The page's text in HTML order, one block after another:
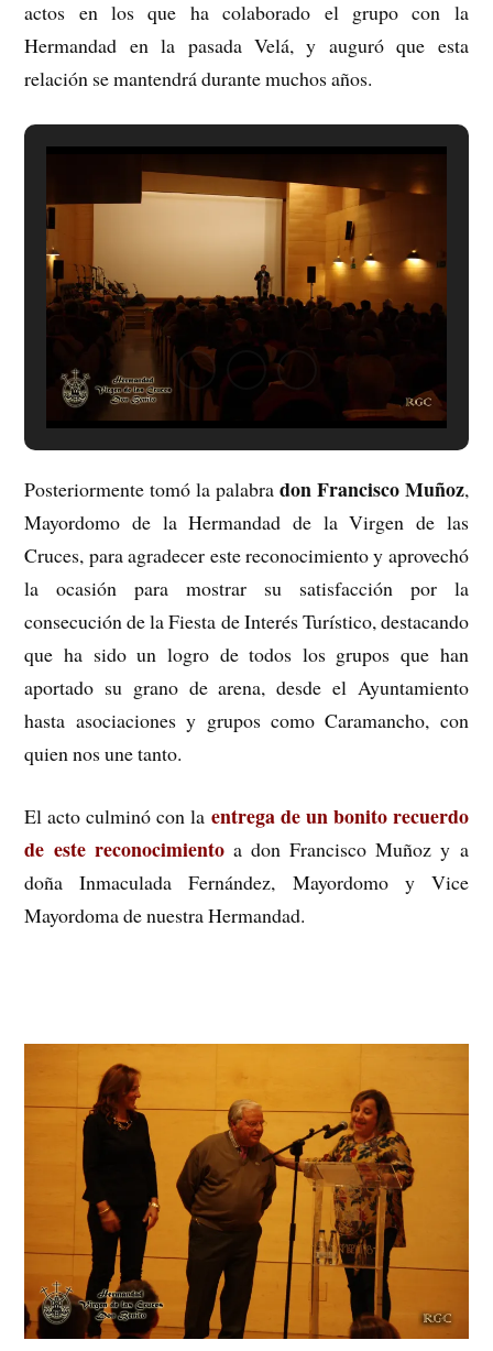
actos en los que ha colaborado el grupo con la
Hermandad en la pasada Velá, y auguró que esta
relación se mantendrá durante muchos años.
Posteriormente tomó la palabra don Francisco Muñoz,
Mayordomo de la Hermandad de la Virgen de las
Cruces, para agradecer este reconocimiento y aprovechó
la ocasión para mostrar su satisfacción por la
consecución de la Fiesta de Interés Turístico, destacando
que ha sido un logro de todos los grupos que han
aportado su grano de arena, desde el Ayuntamiento
hasta asociaciones y grupos como Caramancho, con
quien nos une tanto.
El acto culminó con la entrega de un bonito recuerdo
de este reconocimientoa don Francisco Muñoz y a
doña Inmaculada Fernández, Mayordomo y Vice
Mayordoma de nuestra Hermandad.